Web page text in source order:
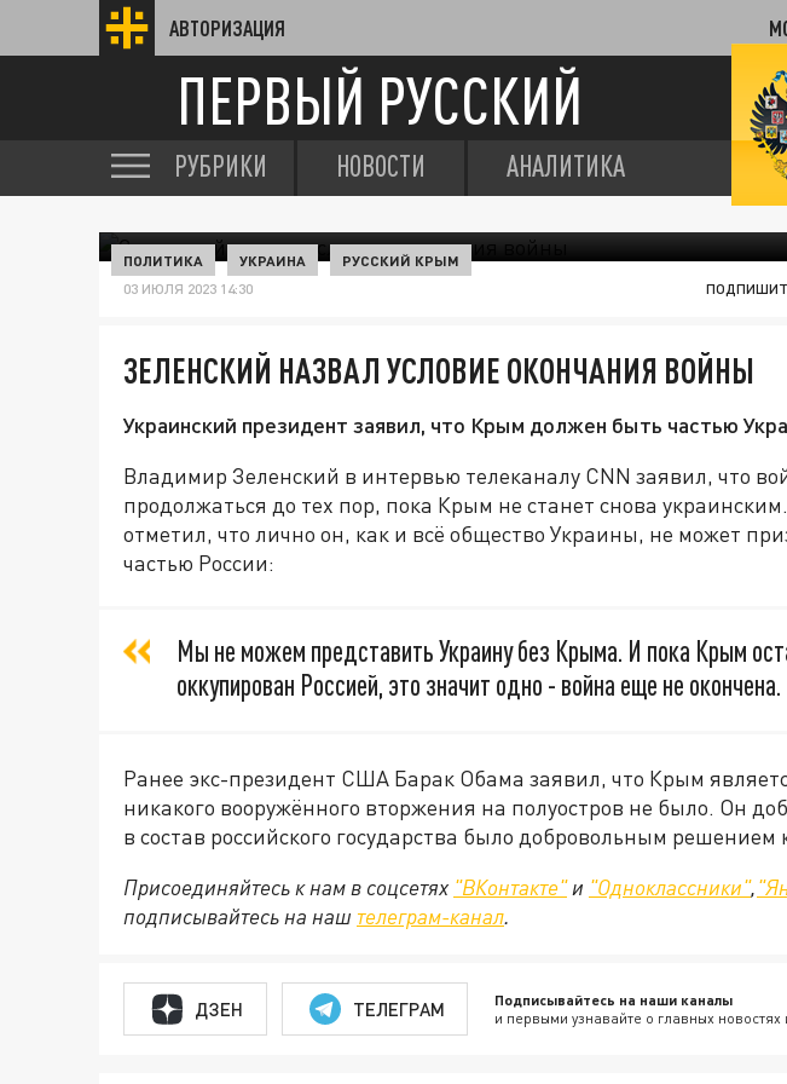
АВТОРИЗАЦИЯ
ПЕРВЫЙ РУССКИЙ
РУБРИКИ НОВОСТИ АНАЛИТИКА
ПОЛИТИКА УКРАИНА РУССКИЙ КРЫМ
03 ИЮЛЯ 2023 14:30
ЗЕЛЕНСКИЙ НАЗВАЛ УСЛОВИЕ ОКОНЧАНИЯ ВОЙНЫ
Украинский президент заявил, что Крым должен быть частью
Владимир Зеленский в интервью телеканалу CNN заявил, что
продолжаться до тех пор, пока Крым не станет снова
отметил, что лично он, как и всё общество Украины, не может
частью России:
Мы не можем представить Украину без Крыма. И пока Крым
оккупирован Россией, это значит одно - война еще не окончена.
Ранее экс-президент США Барак Обама заявил, что Крым
никакого вооружённого вторжения на полуостров не было. Он
в состав российского государства было добровольным решением
Присоединяйтесь к нам в соцсетях "ВКонтакте"и "Одноклассники",
подписывайтесь на наш телеграм-канал.
ДЗЕН ТЕЛЕГРАМ Подписывайтесь на наши каналы
и первыми узнавайте о главных